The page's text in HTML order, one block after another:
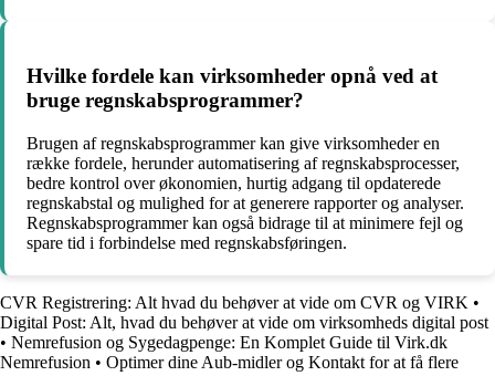
Hvilke fordele kan virksomheder opnå ved at
bruge regnskabsprogrammer?
Brugen af regnskabsprogrammer kan give virksomheder en
række fordele, herunder automatisering af regnskabsprocesser,
bedre kontrol over økonomien, hurtig adgang til opdaterede
regnskabstal og mulighed for at generere rapporter og analyser.
Regnskabsprogrammer kan også bidrage til at minimere fejl og
spare tid i forbindelse med regnskabsføringen.
CVR Registrering: Alt hvad du behøver at vide om CVR og VIRK •
Digital Post: Alt, hvad du behøver at vide om virksomheds digital post
• Nemrefusion og Sygedagpenge: En Komplet Guide til Virk.dk
Nemrefusion • Optimer dine Aub-midler og Kontakt for at få flere